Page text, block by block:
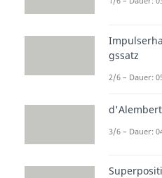
gssatz
2/6 – Dauer:
d'Alembert
3/6 – Dauer: